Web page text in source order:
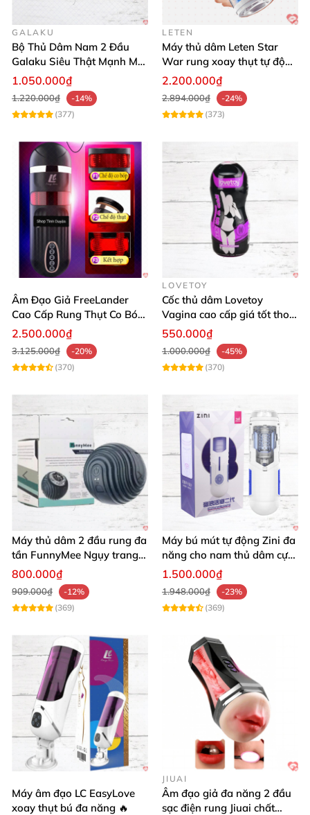
GALAKU
Bộ Thủ Dâm Nam 2 Đầu
Galaku Siêu Thật Mạnh Mẽ
Đa Cảm Giác
1.050.000₫
1.220.000₫
-14%
(377)
LETEN
Máy thủ dâm Leten Star
War rung xoay thụt tự động
cao cấp trải nghiệm tuyệt
2.200.000₫
2.894.000₫
-24%
(373)
Âm Đạo Giả FreeLander
Cao Cấp Rung Thụt Co Bóp
Đỉnh Nhật Bản
2.500.000₫
3.125.000₫
-20%
(370)
LOVETOY
Cốc thủ dâm Lovetoy
Vagina cao cấp giá tốt thoả
mãn phái mạnh
550.000₫
1.000.000₫
-45%
(370)
Máy thủ dâm 2 đầu rung đa
tần FunnyMee Ngụy trang
Pokemon siêu kích thích
800.000₫
909.000₫
-12%
(369)
Máy bú mút tự động Zini đa
năng cho nam thủ dâm cực
đã giá tốt
1.500.000₫
1.948.000₫
-23%
(369)
Máy âm đạo LC EasyLove
xoay thụt bú đa năng 🔥
JIUAI
Âm đạo giả đa năng 2 đầu
sạc điện rung Jiuai chất